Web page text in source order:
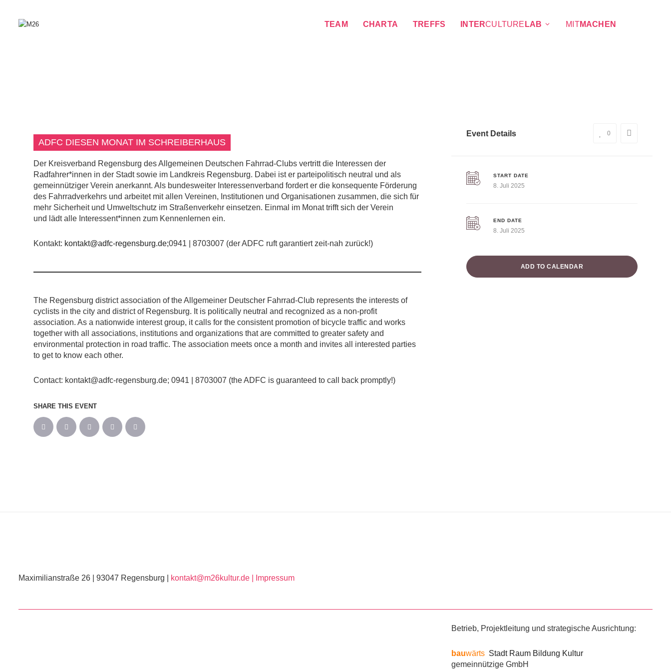
TEAM CHARTA TREFFS INTERCULTURE LAB MITMACHEN
ADFC DIESEN MONAT IM SCHREIBERHAUS
Der Kreisverband Regensburg des Allgemeinen Deutschen Fahrrad-Clubs vertritt die Interessen der
Radfahrer*innen in der Stadt sowie im Landkreis Regensburg. Dabei ist er parteipolitisch neutral und als
gemeinnütziger Verein anerkannt. Als bundesweiter Interessenverband fordert er die konsequente Förderung
des Fahrradverkehrs und arbeitet mit allen Vereinen, Institutionen und Organisationen zusammen, die sich für
mehr Sicherheit und Umweltschutz im Straßenverkehr einsetzen. Einmal im Monat trifft sich der Verein
und lädt alle Interessent*innen zum Kennenlernen ein.
Kontakt: kontakt@adfc-regensburg.de;0941 | 8703007 (der ADFC ruft garantiert zeit-nah zurück!)
The Regensburg district association of the Allgemeiner Deutscher Fahrrad-Club represents the interests of
cyclists in the city and district of Regensburg. It is politically neutral and recognized as a non-profit
association. As a nationwide interest group, it calls for the consistent promotion of bicycle traffic and works
together with all associations, institutions and organizations that are committed to greater safety and
environmental protection in road traffic. The association meets once a month and invites all interested parties
to get to know each other.
Contact: kontakt@adfc-regensburg.de; 0941 | 8703007 (the ADFC is guaranteed to call back promptly!)
SHARE THIS EVENT
Event Details 0
START DATE
8. Juli 2025
END DATE
8. Juli 2025
ADD TO CALENDAR
Maximilianstraße 26 | 93047 Regensburg | kontakt@m26kultur.de | Impressum
Betrieb, Projektleitung und strategische Ausrichtung:
bauwärtsStadt Raum Bildung Kultur
gemeinnützige GmbH